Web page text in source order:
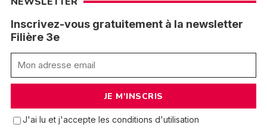
Inscrivez-vous gratuitement à la newsletter
Filière 3e
J'ai lu et j'accepte les conditions d'utilisation